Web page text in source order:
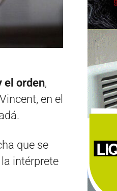
el orden,
en el
que se
intérprete